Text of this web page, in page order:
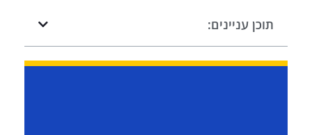
תוכן עניינים: